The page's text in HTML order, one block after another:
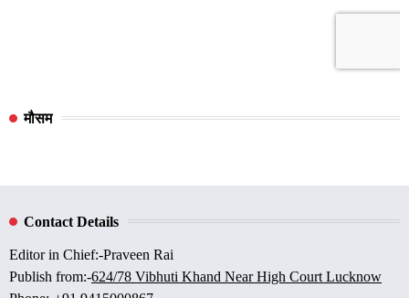
मौसम
Contact Details
Editor in Chief:-Praveen Rai
Publish from:-624/78 Vibhuti Khand Near High Court Lucknow